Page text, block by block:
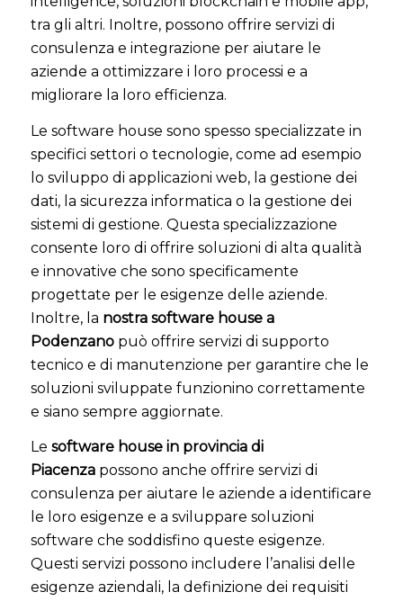
tra gli altri. Inoltre, possono offrire servizi di
consulenza e integrazione per aiutare le
aziende a ottimizzare i loro processi e a
migliorare la loro efficienza.
Le software house sono spesso specializzate in
specifici settori o tecnologie, come ad esempio
lo sviluppo di applicazioni web, la gestione dei
dati, la sicurezza informatica o la gestione dei
sistemi di gestione. Questa specializzazione
consente loro di offrire soluzioni di alta qualità
e innovative che sono specificamente
progettate per le esigenze delle aziende.
Inoltre, la nostra software house a
Podenzanopuò offrire servizi di supporto
tecnico e di manutenzione per garantire che le
soluzioni sviluppate funzionino correttamente
e siano sempre aggiornate.
Le software house in provincia di
Piacenzapossono anche offrire servizi di
consulenza per aiutare le aziende a identificare
le loro esigenze e a sviluppare soluzioni
software che soddisfino queste esigenze.
Questi servizi possono includere l’analisi delle
esigenze aziendali, la definizione dei requisiti